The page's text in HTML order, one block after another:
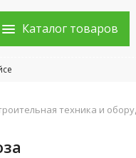
Каталог товаров
техника и